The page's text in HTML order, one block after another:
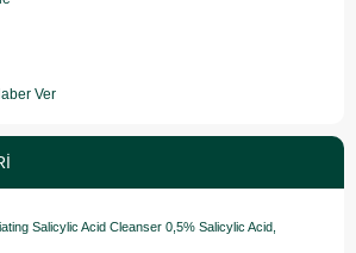
Ver
Salicylic Acid Cleanser 0,5% Salicylic Acid,